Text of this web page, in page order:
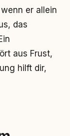
er allein
das
aus Frust,
hilft dir,